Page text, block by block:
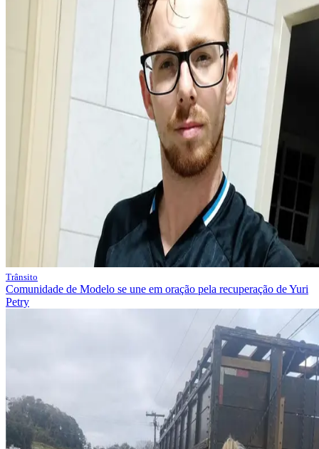
Trânsito
Comunidade de Modelo se une em oração pela recuperação de Yuri
Petry